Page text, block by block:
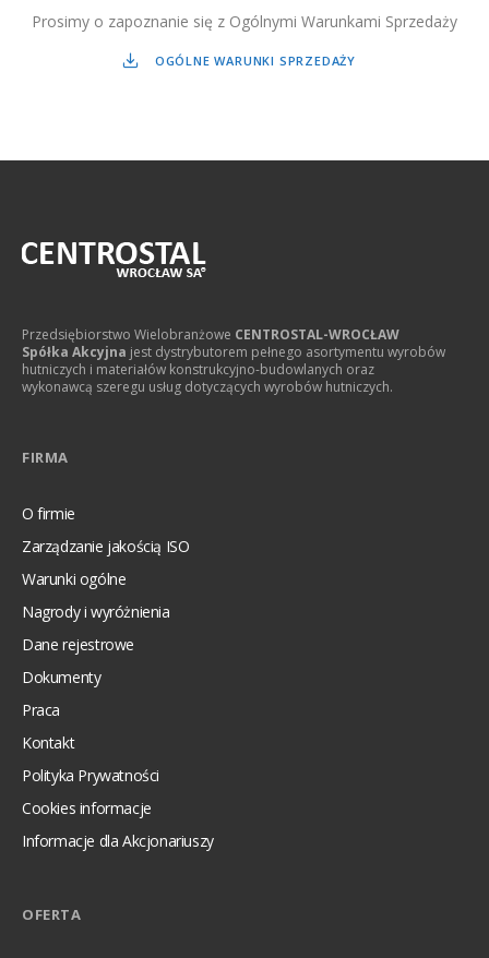
Prosimy o zapoznanie się z Ogólnymi Warunkami Sprzedaży
OGÓLNE WARUNKI SPRZEDAŻY
Przedsiębiorstwo Wielobranżowe CENTROSTAL-WROCŁAW
Spółka Akcyjna jest dystrybutorem pełnego asortymentu wyrobów
hutniczych i materiałów konstrukcyjno-budowlanych oraz
wykonawcą szeregu usług dotyczących wyrobów hutniczych.
FIRMA
O firmie
Zarządzanie jakością ISO
Warunki ogólne
Nagrody i wyróżnienia
Dane rejestrowe
Dokumenty
Praca
Kontakt
Polityka Prywatności
Cookies informacje
Informacje dla Akcjonariuszy
OFERTA